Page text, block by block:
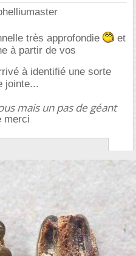
très approfondie
et
à partir de vos
à identifié une sorte
jointe...
mais un pas de géant
merci